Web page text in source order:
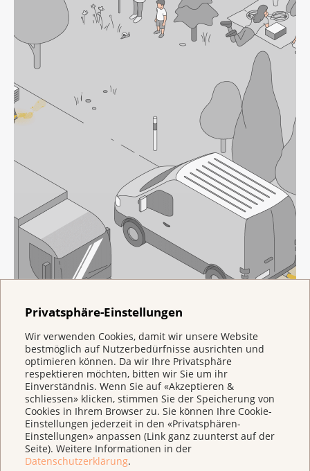
Privatsphäre-Einstellungen
Wir verwenden Cookies, damit wir unsere Website
bestmöglich auf Nutzerbedürfnisse ausrichten und
optimieren können. Da wir Ihre Privatsphäre
respektieren möchten, bitten wir Sie um ihr
Einverständnis. Wenn Sie auf «Akzeptieren &
schliessen» klicken, stimmen Sie der Speicherung von
Cookies in Ihrem Browser zu. Sie können Ihre Cookie-
Einstellungen jederzeit in den «Privatsphären-
Einstellungen» anpassen (Link ganz zuunterst auf der
Seite). Weitere Informationen in der
Datenschutzerklärung.